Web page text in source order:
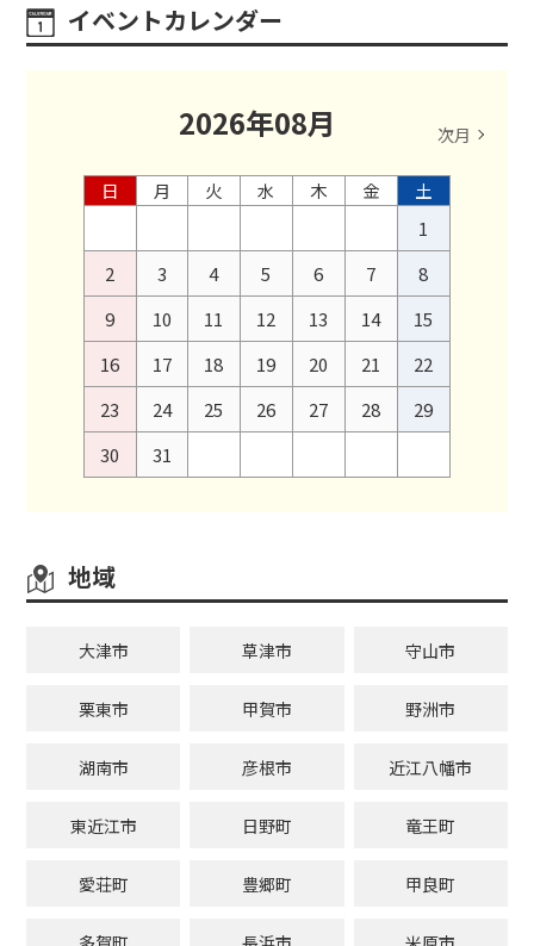
イベントカレンダー
2026年08月 次月
日 月 火 水 木 金
土
1
2
3 4 5 6 7
8
9
10 11 12 13 14
15
16
17 18 19 20 21
22
23
24 25 26 27 28
29
30
31
地域
大津市 草津市 守山市
栗東市 甲賀市 野洲市
湖南市 彦根市 近江八幡市
東近江市 日野町 竜王町
愛荘町 豊郷町 甲良町